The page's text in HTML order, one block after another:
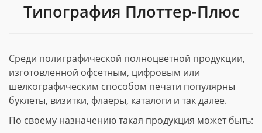
Типография Плоттер-Плюс
Среди полиграфической полноцветной продукции,
изготовленной офсетным, цифровым или
шелкографическим способом печати популярны
буклеты, визитки, флаеры, каталоги и так далее.
По своему назначению такая продукция может быть: